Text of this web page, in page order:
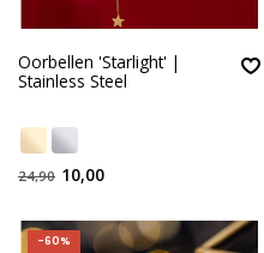
Oorbellen 'Starlight' |
Stainless Steel
24,90 10,00
-60%